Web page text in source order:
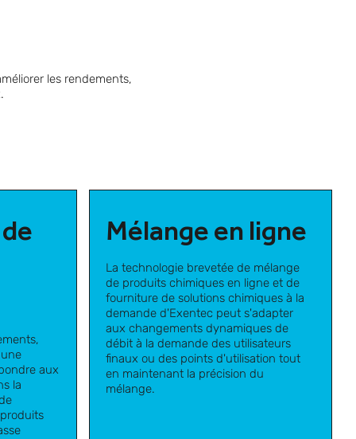
les rendements,
aux
la
Mélange en ligne
La technologie brevetée de mélange
de produits chimiques en ligne et de
fourniture de solutions chimiques à la
demande d'Exentec peut s'adapter
aux changements dynamiques de
débit à la demande des utilisateurs
finaux ou des points d'utilisation tout
en maintenant la précision du
mélange.